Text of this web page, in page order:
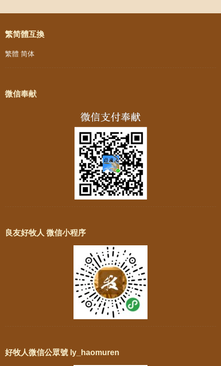
Post navigation
繁简體互換
繁體 简体
微信奉献
良友好牧人 微信小程序
好牧人微信公眾號 ly_haomuren